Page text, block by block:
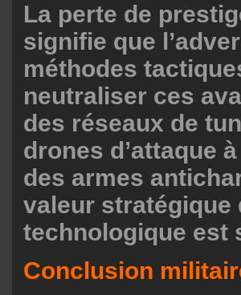
La perte de
signifie que
méthodes
neutraliser ces
des réseaux de
drones d’attaque
des armes
valeur stratégique
technologique est
Conclusion